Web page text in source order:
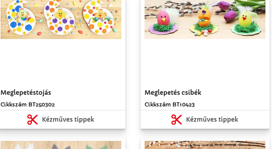
Meglepetéstojás
Cikkszám BT250302
Kézműves tippek
Meglepetés csibék
Cikkszám BT10423
Kézműves tippek